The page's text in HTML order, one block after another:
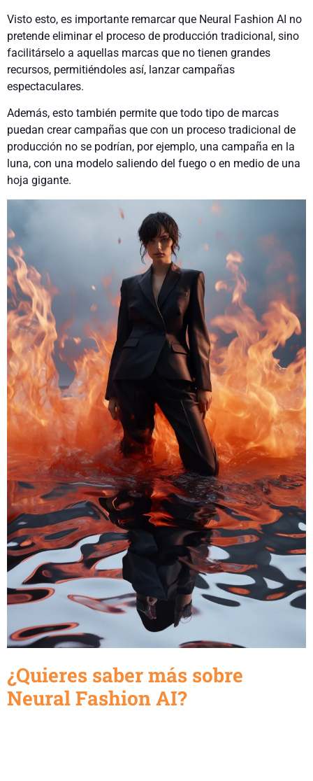
Visto esto, es importante remarcar que Neural Fashion AI no
pretende eliminar el proceso de producción tradicional, sino
facilitárselo a aquellas marcas que no tienen grandes
recursos, permitiéndoles así, lanzar campañas
espectaculares.
Además, esto también permite que todo tipo de marcas
puedan crear campañas que con un proceso tradicional de
producción no se podrían, por ejemplo, una campaña en la
luna, con una modelo saliendo del fuego o en medio de una
hoja gigante.
¿Quieres saber más sobre
Neural Fashion AI?